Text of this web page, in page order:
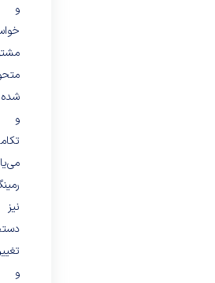
و
شده
و
نیز
و